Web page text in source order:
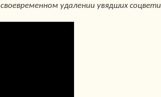
удалении увядших